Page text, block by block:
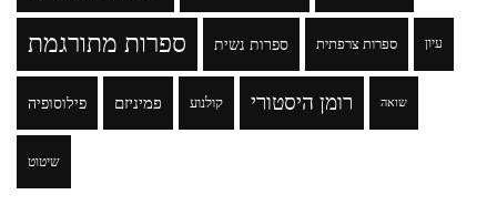
ספרות מתורגמת ספרות נשית ספרות צרפתית עיון
פילוסופיה פמיניזם קולנוע רומן היסטורי שואה
שיטוט